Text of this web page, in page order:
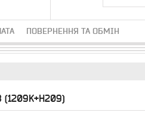
ПОВЕРНЕННЯ ТА ОБМІН
(1209K+H209)